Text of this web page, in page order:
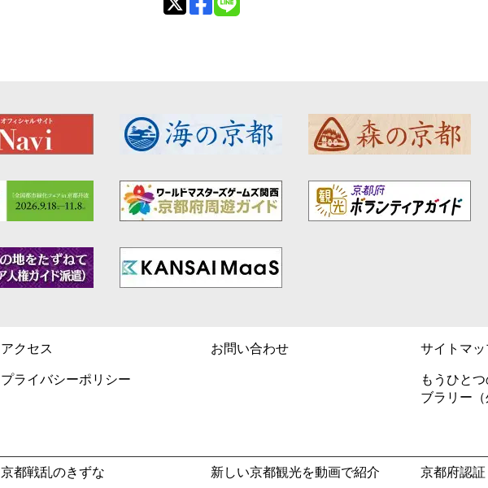
アクセス
プライバシーポリシー
お問い合わせ サイトマッ
もうひと
ブラリー（
京都戦乱のきずな 新しい京都観光を動画で紹介 京都府認